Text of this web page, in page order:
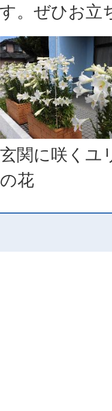
。ぜひお立
玄関に咲くユ
の花